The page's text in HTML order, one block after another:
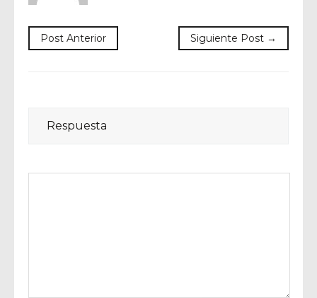
Post Anterior Siguiente Post →
Respuesta